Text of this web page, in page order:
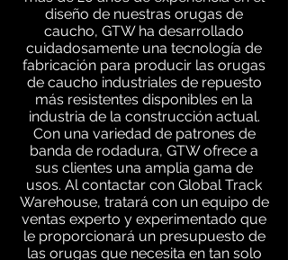
diseño de nuestras orugas de
caucho, GTW ha desarrollado
cuidadosamente una tecnología de
fabricación para producir las orugas
de caucho industriales de repuesto
más resistentes disponibles en la
industria de la construcción actual.
Con una variedad de patrones de
banda de rodadura, GTW ofrece a
sus clientes una amplia gama de
usos. Al contactar con Global Track
Warehouse, tratará con un equipo de
ventas experto y experimentado que
le proporcionará un presupuesto de
las orugas que necesita en tan solo